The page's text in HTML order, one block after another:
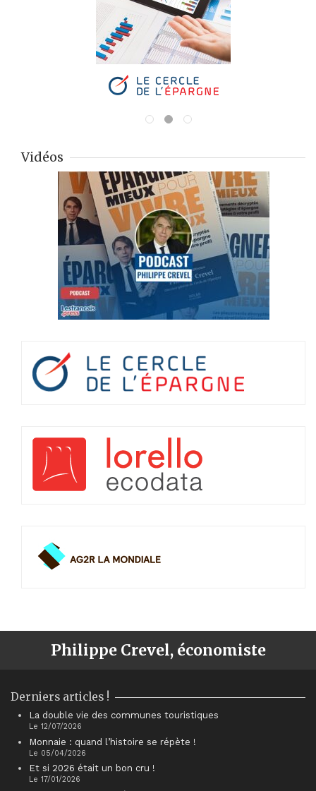
Vidéos
Philippe Crevel, économiste
Derniers articles !
La double vie des communes touristiques
Le 12/07/2026
Monnaie : quand l’histoire se répète !
Le 05/04/2026
Et si 2026 était un bon cru !
Le 17/01/2026